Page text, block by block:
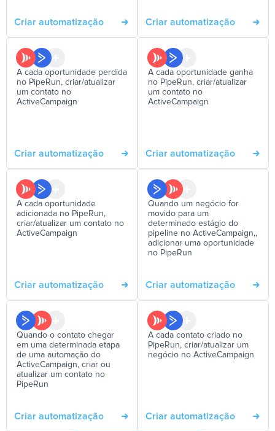
Criar automatização Criar automatização
A cada oportunidade perdida
no PipeRun, criar/atualizar
um contato no
ActiveCampaign
Criar automatização
A cada oportunidade ganha
no PipeRun, criar/atualizar
um contato no
ActiveCampaign
Criar automatização
A cada oportunidade
adicionada no PipeRun,
criar/atualizar um contato no
ActiveCampaign
Criar automatização
Quando um negócio for
movido para um
determinado estágio do
pipeline no ActiveCampaign,,
adicionar uma oportunidade
no PipeRun
Criar automatização
Quando o contato chegar
em uma determinada etapa
de uma automação do
ActiveCampaign, criar ou
atualizar um contato no
PipeRun
Criar automatização
A cada contato criado no
PipeRun, criar/atualizar um
negócio no ActiveCampaign
Criar automatização